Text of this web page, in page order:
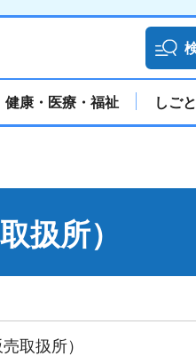
健康・医療・福祉 しご
扱所）
取扱所）